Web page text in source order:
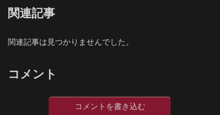
関連記事
関連記事は見つかりませんでした。
コメント
コメントを書き込む